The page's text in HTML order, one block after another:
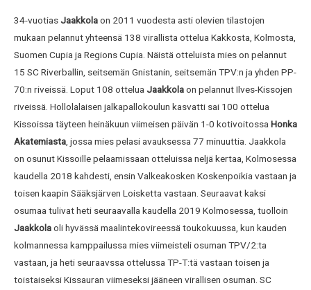
34-vuotiasJaakkolaon 2011 vuodesta asti olevien tilastojen
mukaan pelannut yhteensä 138 virallista ottelua Kakkosta, Kolmosta,
Suomen Cupia ja Regions Cupia. Näistä otteluista mies on pelannut
15 SC Riverballin, seitsemän Gnistanin, seitsemän TPV:n ja yhden PP-
70:n riveissä. Loput 108 otteluaJaakkolaon pelannut Ilves-Kissojen
riveissä. Hollolalaisen jalkapallokoulun kasvatti sai 100 ottelua
Kissoissa täyteen heinäkuun viimeisen päivän 1-0 kotivoitossaHonka
Akatemiasta, jossa mies pelasi avauksessa 77 minuuttia. Jaakkola
on osunut Kissoille pelaamissaan otteluissa neljä kertaa, Kolmosessa
kaudella 2018 kahdesti, ensin Valkeakosken Koskenpoikia vastaan ja
toisen kaapin Sääksjärven Loisketta vastaan. Seuraavat kaksi
osumaa tulivat heti seuraavalla kaudella 2019 Kolmosessa, tuolloin
Jaakkolaoli hyvässä maalintekovireessä toukokuussa, kun kauden
kolmannessa kamppailussa mies viimeisteli osuman TPV/2:ta
vastaan, ja heti seuraavssa ottelussa TP-T:tä vastaan toisen ja
toistaiseksi Kissauran viimeseksi jääneen virallisen osuman. SC